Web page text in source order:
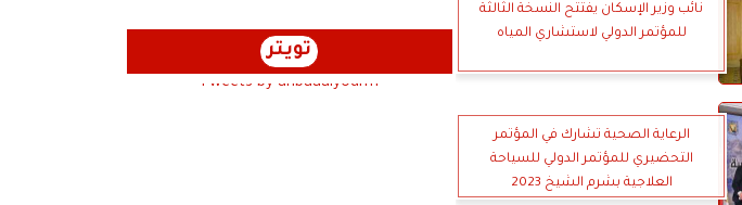
نائب وزير الإسكان يفتتح النسخة الثالثة
للمؤتمر الدولي لاستشاري المياه
الرعاية الصحية تشارك في المؤتمر
التحضيري للمؤتمر الدولي للسياحة
العلاجية بشرم الشيخ 2023
تويتر
Tweets by anbaaalyoum1